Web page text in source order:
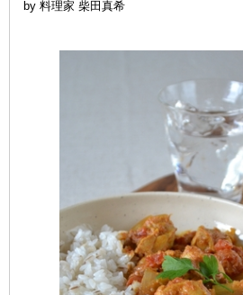
by 料理家 柴田真希